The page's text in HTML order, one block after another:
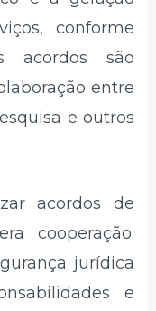
conforme
acordos são
entre
e outros
acordos de
cooperação.
jurídica
e